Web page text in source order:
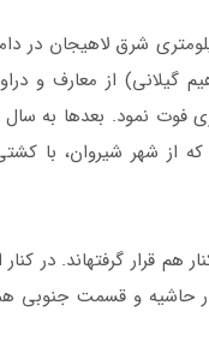
در قريه شيخانور يا شيخانه ­بر، در 3
گيلاني) از معارف و
از شهر شيروان، با
قرار گرفته­اند. در